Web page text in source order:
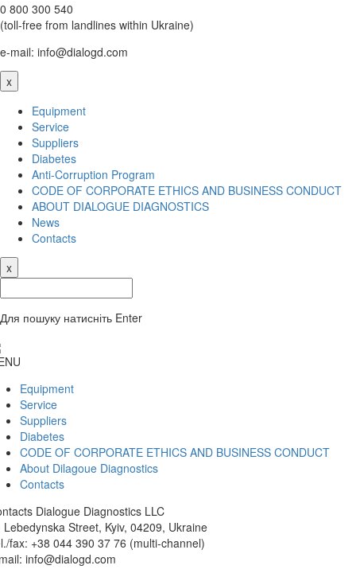
0 800 300 540
(toll-free from landlines within Ukraine)
e-mail: info@dialogd.com
x
Equipment
Service
Suppliers
Diabetes
Anti-Corruption Program
CODE OF CORPORATE ETHICS AND BUSINESS CONDUCT
ABOUT DIALOGUE DIAGNOSTICS
News
Contacts
x
Для пошуку натисніть Enter
Equipment
Service
Suppliers
Diabetes
CODE OF CORPORATE ETHICS AND BUSINESS CONDUCT
About Dilagoue Diagnostics
Contacts
Dialogue Diagnostics LLC
Lebedynska Street, Kyiv, 04209, Ukraine
fax: +38 044 390 37 76 (multi-channel)
info@dialogd.com